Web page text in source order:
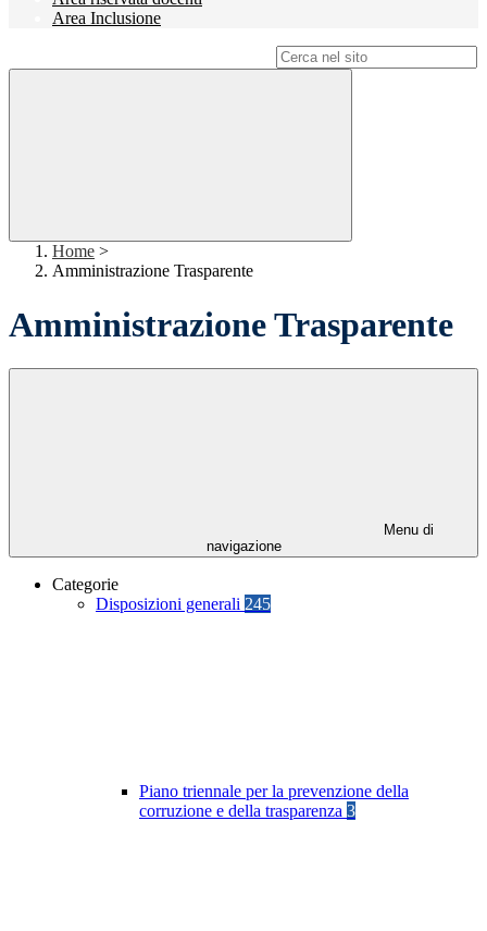
Area Inclusione
Home >
Amministrazione Trasparente
Amministrazione Trasparente
Menu di
navigazione
Categorie
Disposizioni generali 245
Piano triennale per la prevenzione della
corruzione e della trasparenza 3